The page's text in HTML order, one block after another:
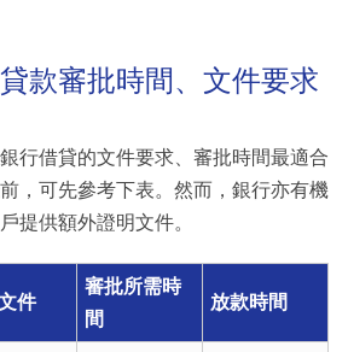
款審批時間、文件要求
行借貸的文件要求、審批時間最適合
，可先參考下表。然而，銀行亦有機
提供額外證明文件。
件
審批所需時
間
放款時間